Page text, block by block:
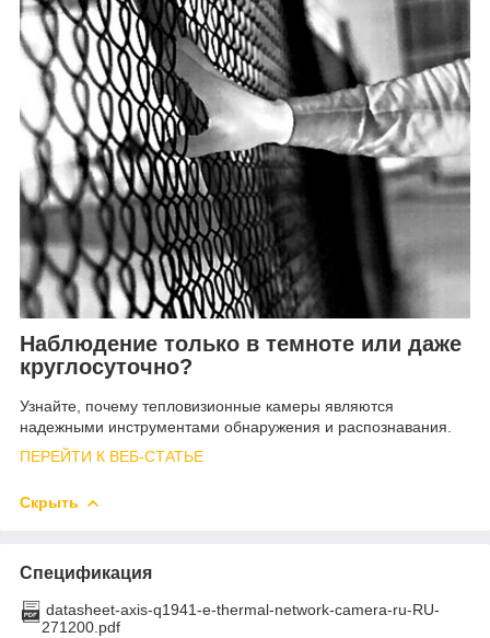
Наблюдение только в темноте или даже
круглосуточно?
Узнайте, почему тепловизионные камеры являются
надежными инструментами обнаружения и распознавания.
ПЕРЕЙТИ К ВЕБ-СТАТЬЕ
Скрыть
Спецификация
datasheet-axis-q1941-e-thermal-network-camera-ru-RU-
271200.pdf